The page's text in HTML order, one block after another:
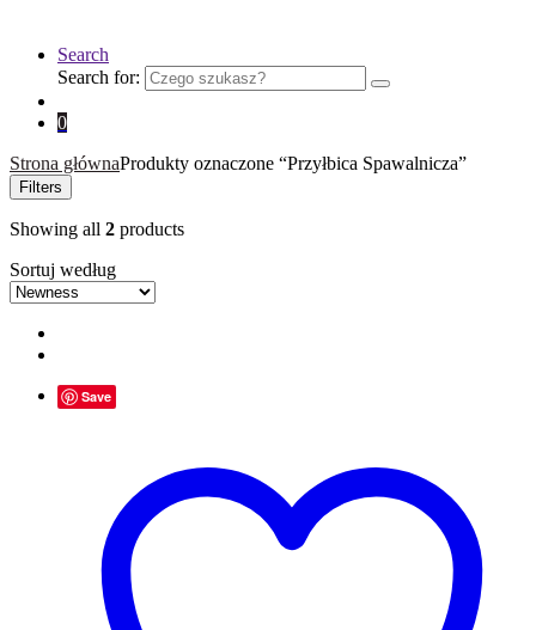
Search
Search for:
0
Strona głównaProdukty oznaczone “Przyłbica Spawalnicza”
Filters
Showing all 2 products
Sortuj według
Save